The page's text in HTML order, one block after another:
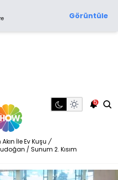
Görüntüle
5
İle Ev Kuşu /
/ Sunum 2. Kısım